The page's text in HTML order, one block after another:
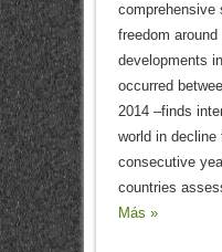
comprehensive
freedom
developments
occurred
2014 –finds
world in decline
consecutive
countries
Más »